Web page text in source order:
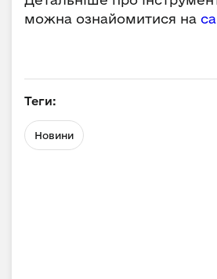
можна ознайомитися на
Теги:
Новини